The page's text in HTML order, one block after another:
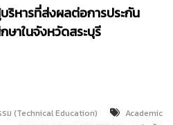
ริหารที่ส่งผลต่อการประกัน
าในจังหวัดสระบุรี
ม (Technical Education)
Academic